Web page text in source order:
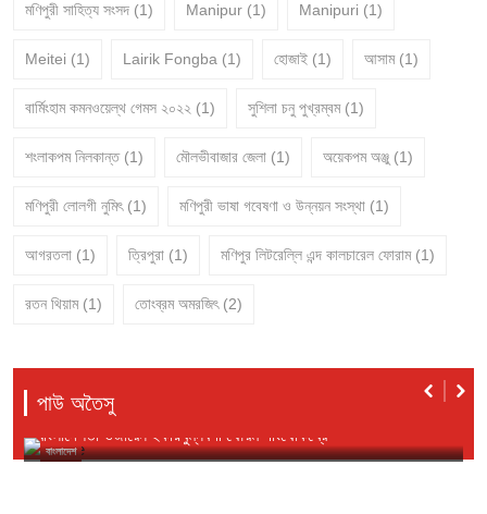
মণিপুরী সাহিত্য সংসদ (1) Manipur (1) Manipuri (1)
Meitei (1) Lairik Fongba (1) হোজাই (1) আসাম (1)
বার্মিংহাম কমনওয়েল্থ গেমস ২০২২ (1) সুশিলা চনু পুখ্রম্বম (1)
শংলাকপম নিলকান্ত (1) মৌলভীবাজার জেলা (1) অয়েকপম অঞ্জু (1)
মণিপুরী লোলগী নুমিৎ (1) মণিপুরী ভাষা গবেষণা ও উন্নয়ন সংস্থা (1)
আগরতলা (1) ত্রিপুরা (1) মণিপুর লিটরেল্লি এন্দ কালচারেল ফোরাম (1)
রতন থিয়াম (1) তোংব্রম অমরজিৎ (2)
পাউ অতৈসু
মণিপুরী মিরর
বাংলাদেশতা ওজারেন ইকায়খুম্নবগী থৌরম পাংথোকখ্রে
বাংলাদেশ